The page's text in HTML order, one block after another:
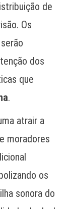
de
Os
dos
que
.
atrair a
moradores
os
sonora do